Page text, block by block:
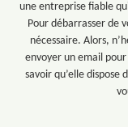
une entreprise fiable
Pour débarrasser de
nécessaire. Alors,
envoyer un email
savoir qu’elle